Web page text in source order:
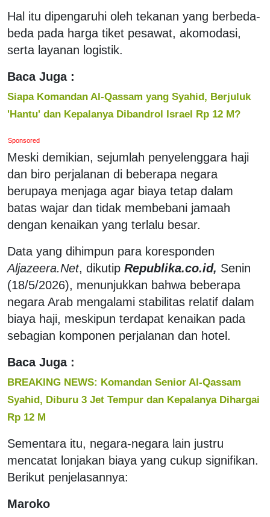
Hal itu dipengaruhi oleh tekanan yang berbeda-
beda pada harga tiket pesawat, akomodasi,
serta layanan logistik.
Baca Juga :
Siapa Komandan Al-Qassam yang Syahid, Berjuluk
'Hantu' dan Kepalanya Dibandrol Israel Rp 12 M?
Sponsored
Meski demikian, sejumlah penyelenggara haji
dan biro perjalanan di beberapa negara
berupaya menjaga agar biaya tetap dalam
batas wajar dan tidak membebani jamaah
dengan kenaikan yang terlalu besar.
Data yang dihimpun para koresponden
Aljazeera.Net, dikutip Republika.co.id, Senin
(18/5/2026), menunjukkan bahwa beberapa
negara Arab mengalami stabilitas relatif dalam
biaya haji, meskipun terdapat kenaikan pada
sebagian komponen perjalanan dan hotel.
Baca Juga :
BREAKING NEWS: Komandan Senior Al-Qassam
Syahid, Diburu 3 Jet Tempur dan Kepalanya Dihargai
Rp 12 M
Sementara itu, negara-negara lain justru
mencatat lonjakan biaya yang cukup signifikan.
Berikut penjelasannya:
Maroko